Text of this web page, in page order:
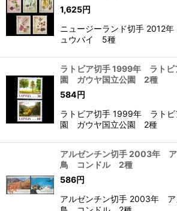
1,625円
ニュージーランド切手
ュウバイ 5種
ラトビア切手 1999年 ラトビ
園 ガウヤ国立公園 2種
584円
ラトビア切手 1999年 ラトビ
園 ガウヤ国立公園 2種
アルゼンチン切手 2003年 ア
鳥 コンドル 2種
586円
アルゼンチン切手 2003年 ア